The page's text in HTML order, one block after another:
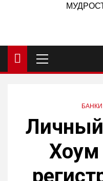
меню
Личный
Хоум